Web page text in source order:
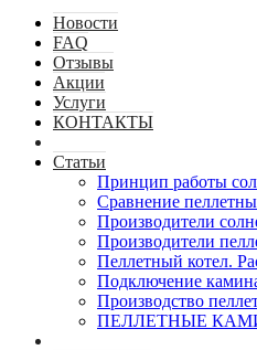
Новости
FAQ
Отзывы
Акции
Услуги
КОНТАКТЫ
Статьи
Принцип работы
Сравнение
Производители
Производители
Пеллетный котел.
Подключение
Производство
ПЕЛЛЕТНЫЕ